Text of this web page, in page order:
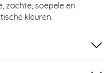
zachte, soepele en
kleuren.